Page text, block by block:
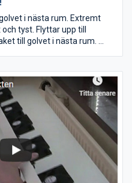
i nästa rum. Extremt
tyst. Flyttar upp till
till golvet i nästa rum.
som blir extra bra.
genom kanalen via fläkten